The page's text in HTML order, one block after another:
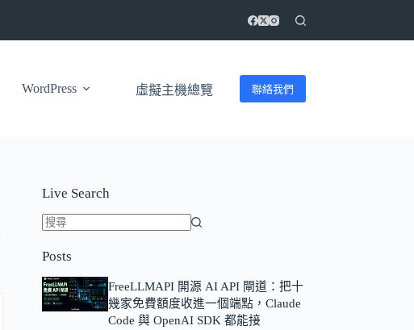
WordPress 虛擬主機總覽 聯絡我們
Live Search
不
到
符
Posts
FreeLLMAPI 開源 AI API 閘道：把十
幾家免費額度收進一個端點，Claude
Code 與 OpenAI SDK 都能接